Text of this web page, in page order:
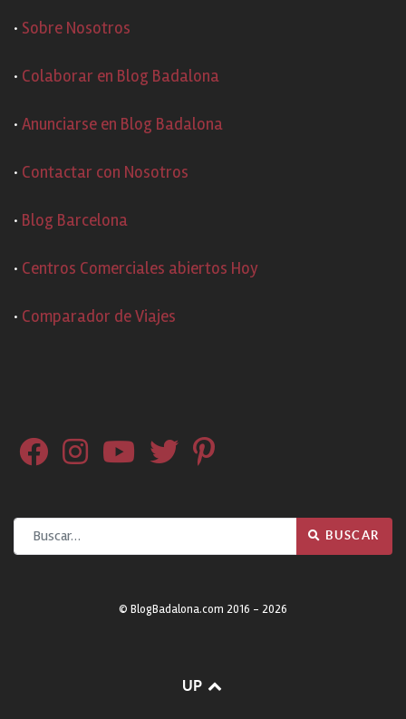
· Sobre Nosotros
· Colaborar en Blog Badalona
· Anunciarse en Blog Badalona
· Contactar con Nosotros
· Blog Barcelona
· Centros Comerciales abiertos Hoy
· Comparador de Viajes
Buscar BUSCAR
© BlogBadalona.com 2016 - 2026
UP